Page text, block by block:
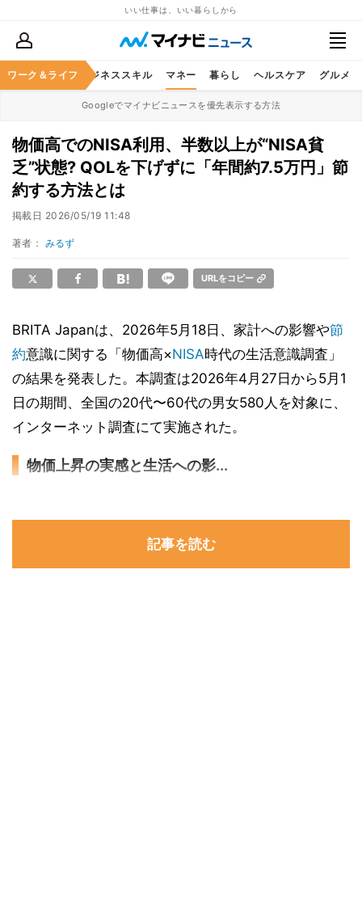
いい仕事は、いい暮らしから
ワーク＆ライフ
キャリア ビジネススキル マネー 暮らし ヘルスケア グルメ
Googleでマイナビニュースを優先表示する方法
物価高でのNISA利用、半数以上が“NISA貧
乏”状態? QOLを下げずに「年間約7.5万円」節
約する方法とは
掲載日 2026/05/19 11:48
著者： みるず
URLをコピー
BRITA Japanは、2026年5月18日、家計への影響や節
約意識に関する「物価高×NISA時代の生活意識調査」
の結果を発表した。本調査は2026年4月27日から5月1
日の期間、全国の20代〜60代の男女580人を対象に、
インターネット調査にて実施された。
物価上昇の実感と生活への影...
記事を読む